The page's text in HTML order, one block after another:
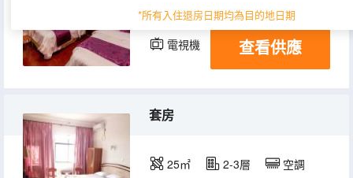
*所有入住退房日期均為目的地日期
15㎡ 1-3層 空調
電視機 查看供應
套房
25㎡ 2-3層 空調